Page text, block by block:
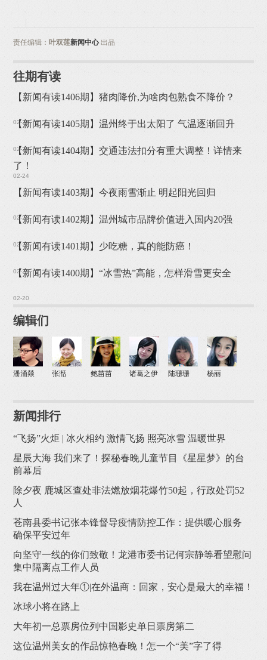
责任编辑：叶双莲新闻中心出品
往期有读
02-26
【新闻有读1406期】猪肉降价,为啥肉包熟食不降价？
02-25
【新闻有读1405期】温州终于出太阳了 气温逐渐回升
02-24
【新闻有读1404期】交通违法扣分有重大调整！详情来
了！
02-23
【新闻有读1403期】今夜雨雪渐止 明起阳光回归
02-22
【新闻有读1402期】温州城市品牌价值进入国内20强
02-21
【新闻有读1401期】少吃糖，真的能防癌！
02-20
【新闻有读1400期】“冰雪热”高能，怎样滑雪更安全
编辑们
潘涌燚 张湉 鲍苗苗 诸葛之伊 陆珊珊 杨丽
新闻排行
“飞扬”火炬 | 冰火相约 激情飞扬 照亮冰雪 温暖世界
星辰大海 我们来了！探秘春晚儿童节目《星星梦》的台
前幕后
除夕夜 鹿城区查处非法燃放烟花爆竹50起，行政处罚52
人
苍南县委书记张本锋督导疫情防控工作：提供暖心服务
确保平安过年
向坚守一线的你们致敬！龙港市委书记何宗静等看望慰问
集中隔离点工作人员
我在温州过大年①|在外温商：回家，安心是最大的幸福！
冰球小将在路上
大年初一总票房位列中国影史单日票房第二
这位温州美女的作品惊艳春晚！怎一个“美”字了得